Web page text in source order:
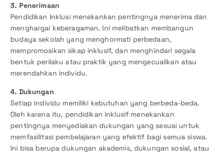
3. Penerimaan
Pendidikan Inklusi menekankan pentingnya menerima dan
menghargai keberagaman. Ini melibatkan membangun
budaya sekolah yang menghormati perbedaan,
mempromosikan sikap inklusif, dan menghindari segala
bentuk perilaku atau praktik yang mengecualikan atau
merendahkan individu.
4. Dukungan
Setiap individu memiliki kebutuhan yang berbeda-beda.
Oleh karena itu, pendidikan inklusif menekankan
pentingnya menyediakan dukungan yang sesuai untuk
memfasilitasi pembelajaran yang efektif bagi semua siswa.
Ini bisa berupa dukungan akademis, dukungan sosial, atau